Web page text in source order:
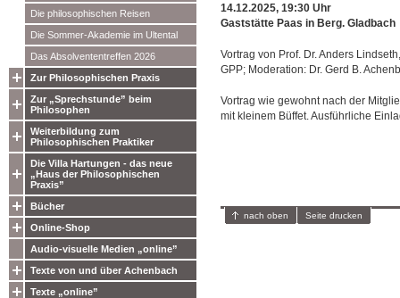
Die philosophischen Reisen
Die Sommer-Akademie im Ultental
Das Absolvententreffen 2026
Zur Philosophischen Praxis
Zur „Sprechstunde” beim
Philosophen
Weiterbildung zum
Philosophischen Praktiker
Die Villa Hartungen - das neue
„Haus der Philosophischen
Praxis”
Bücher
Online-Shop
Audio-visuelle Medien „online”
Texte von und über Achenbach
Texte „online”
14.12.2025, 19:30 Uhr
Gaststätte Paas in Berg. Gladbach
Vortrag von Prof. Dr. Anders
GPP; Moderation: Dr. Gerd B.
Vortrag wie gewohnt nach der
mit kleinem Büffet. Ausführliche
nach oben Seite drucken